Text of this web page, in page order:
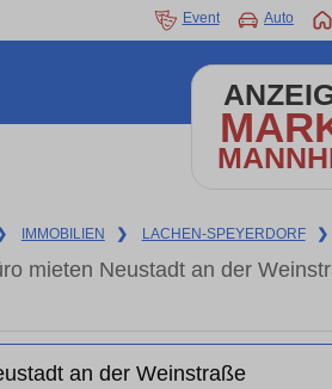
Event Auto
IMMOBILIEN ❯ LACHEN-SPEYERDORF ❯
mieten Neustadt an der